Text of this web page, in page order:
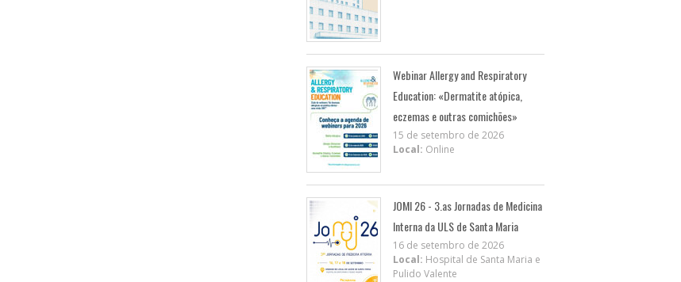
Webinar Allergy and Respiratory
Education: «Dermatite atópica,
eczemas e outras comichões»
15 de setembro de 2026
Local: Online
JOMI 26 - 3.as Jornadas de Medicina
Interna da ULS de Santa Maria
16 de setembro de 2026
Local: Hospital de Santa Maria e
Pulido Valente